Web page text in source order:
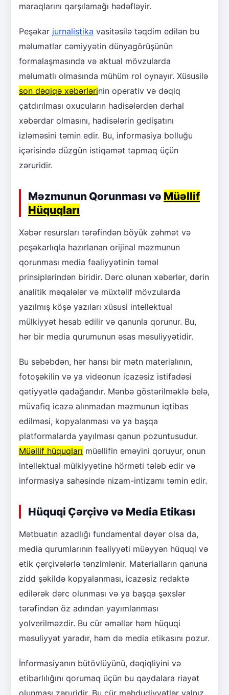
maraqlarını qarşılamağı hədəfləyir.
Peşəkar jurnalistika vasitəsilə təqdim edilən bu
məlumatlar cəmiyyətin dünyagörüşünün
formalaşmasında və aktual mövzularda
məlumatlı olmasında mühüm rol oynayır. Xüsusilə
son dəqiqə xəbərlərinin operativ və dəqiq
çatdırılması oxucuların hadisələrdən dərhal
xəbərdar olmasını, hadisələrin gedişatını
izləməsini təmin edir. Bu, informasiya bolluğu
içərisində düzgün istiqamət tapmaq üçün
zəruridir.
Məzmunun Qorunması və Müəllif
Hüquqları
Xəbər resursları tərəfindən böyük zəhmət və
peşəkarlıqla hazırlanan orijinal məzmunun
qorunması media fəaliyyətinin təməl
prinsiplərindən biridir. Dərc olunan xəbərlər, dərin
analitik məqalələr və müxtəlif mövzularda
yazılmış köşə yazıları xüsusi intellektual
mülkiyyət hesab edilir və qanunla qorunur. Bu,
hər bir media qurumunun əsas məsuliyyətidir.
Bu səbəbdən, hər hansı bir mətn materialının,
fotoşəkilin və ya videonun icazəsiz istifadəsi
qətiyyətlə qadağandır. Mənbə göstərilməklə belə,
müvafiq icazə alınmadan məzmunun iqtibas
edilməsi, kopyalanması və ya başqa
platformalarda yayılması qanun pozuntusudur.
Müəllif hüquqları müəllifin əməyini qoruyur, onun
intellektual mülkiyyətinə hörməti tələb edir və
informasiya sahəsində nizam-intizamı təmin edir.
Hüquqi Çərçivə və Media Etikası
Mətbuatın azadlığı fundamental dəyər olsa da,
media qurumlarının fəaliyyəti müəyyən hüquqi və
etik çərçivələrlə tənzimlənir. Materialların qanuna
zidd şəkildə kopyalanması, icazəsiz redaktə
edilərək dərc olunması və ya başqa şəxslər
tərəfindən öz adından yayımlanması
yolverilməzdir. Bu cür əməllər həm hüquqi
məsuliyyət yaradır, həm də media etikasını pozur.
İnformasiyanın bütövlüyünü, dəqiqliyini və
etibarlılığını qorumaq üçün bu qaydalara riayət
olunması zəruridir. Bu cür məhdudiyyətlər yalnız